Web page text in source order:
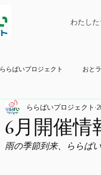
わたし
ららばいプロジェクト おと
6月開催情
ららばいプロジェクト
雨の季節到来、ららば